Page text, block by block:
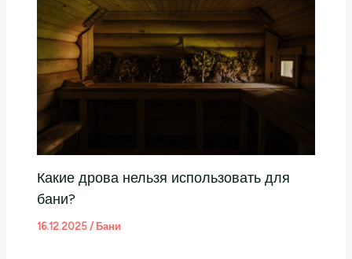
Какие дрова нельзя использовать для
бани?
16.12.2025 / Бани